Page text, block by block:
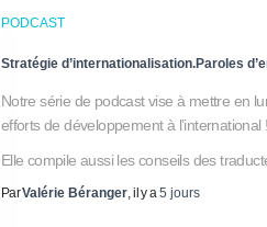
PODCAST
Stratégie d’internationalisation.Paroles
Notre série de podcast vise à mettre en
efforts de développement à l’international !
Elle compile aussi les conseils des
ParValérie Béranger, il y a5 jours